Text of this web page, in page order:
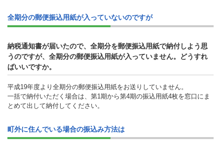
全期分の郵便振込用紙が入っていないのですが
納税通知書が届いたので、全期分を郵便振込用紙で納付しよう思
うのですが、全期分の郵便振込用紙が入っていません。どうすれ
ばいいですか。
平成19年度より全期分の郵便振込用紙をお送りしていません。
一括で納付いただく場合は、第1期から第4期の振込用紙4枚を窓口にま
とめて出して納付してください。
町外に住んでいる場合の振込み方法は